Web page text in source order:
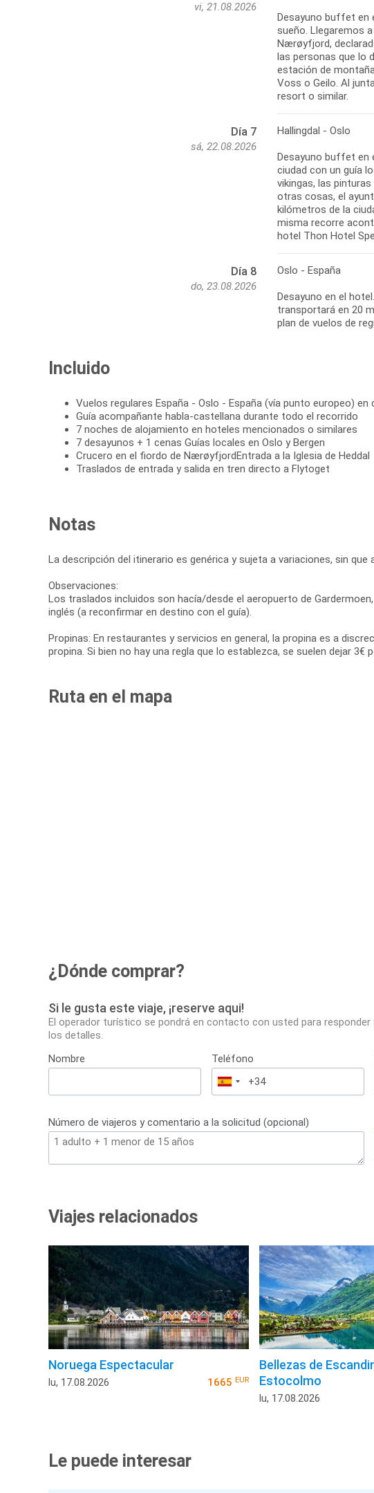
vi, 21.08.2026
Desayuno buffet en
sueño. Llegaremos
Nærøyfjord,
las personas que lo
estación de
Voss o Geilo. Al
resort o similar.
Día 7
sá, 22.08.2026
Hallingdal - Oslo
Desayuno buffet en
ciudad con un guía
vikingas, las
otras cosas, el
kilómetros de la
misma recorre
hotel Thon Hotel
Día 8
do, 23.08.2026
Oslo - España
Desayuno en el
transportará en 20
plan de vuelos de
Incluido
Vuelos regulares España - Oslo - España (vía punto europeo)
Guía acompañante habla-castellana durante todo el recorrido
7 noches de alojamiento en hoteles mencionados o similares
7 desayunos + 1 cenas Guías locales en Oslo y Bergen
Crucero en el fiordo de NærøyfjordEntrada a la Iglesia de Heddal
Traslados de entrada y salida en tren directo a Flytoget
Notas
La descripción del itinerario es genérica y sujeta a variaciones, sin
Observaciones:
Los traslados incluidos son hacía/desde el aeropuerto de
inglés (a reconfirmar en destino con el guía).
Propinas: En restaurantes y servicios en general, la propina es a
propina. Si bien no hay una regla que lo establezca, se suelen dejar
Ruta en el mapa
¿Dónde comprar?
Si le gusta este viaje, ¡reserve aqui!
El operador turístico se pondrá en contacto con usted para
los detalles.
Nombre
Teléfono
España
+34
Número de viajeros y comentario a la solicitud (opcional)
Viajes relacionados
Noruega Espectacular
lu, 17.08.2026 1665 EUR
Bellezas de
Estocolmo
lu, 17.08.2026
Le puede interesar